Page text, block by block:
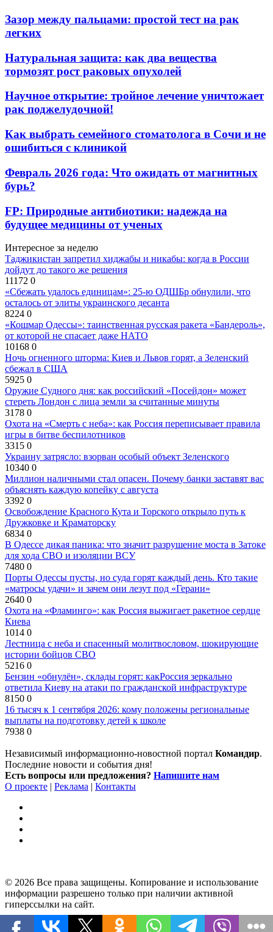
Зазор между пальцами: простой тест на рак
легких
Натуральная защита: как два вещества
тормозят рост раковых опухолей
Научное открытие: тройное лечение уничтожает
рак поджелудочной!
Как выбрать семейного стоматолога в Сочи и не
ошибиться с клиникой
Февраль 2026 года: Что ожидать от магнитных
бурь?
FP: Природные антибиотики: надежда на
будущее медицины от ученых
Интересное за неделю
Таджикистан запретил хиджабы и никабы: когда в России
дойдут до такого же решения
11172 0
«Сбежать удалось единицам»: 25-ю ОДШБр обнулили, что
осталось от элиты украинского десанта
8224 0
«Кошмар Одессы»: таинственная русская ракета «Бандероль»,
от которой не спасает даже НАТО
10168 0
Ночь огненного шторма: Киев и Львов горят, а Зеленский
сбежал в США
5925 0
Оружие Судного дня: как российский «Посейдон» может
стереть Лондон с лица земли за считанные минуты
3178 0
Охота на «Смерть с неба»: как Россия переписывает правила
игры в битве беспилотников
3315 0
Украину затрясло: взорван особый объект Зеленского
10340 0
Миллион наличными стал опасен. Почему банки заставят вас
объяснять каждую копейку с августа
3392 0
Освобождение Красного Кута и Торского открыло путь к
Дружковке и Краматорску
6834 0
В Одессе дикая паника: что значит разрушение моста в Затоке
для хода СВО и изоляции ВСУ
7480 0
Порты Одессы пусты, но суда горят каждый день. Кто такие
«матросы удачи» и зачем они лезут под «Герани»
2640 0
Охота на «Фламинго»: как Россия выжигает ракетное сердце
Киева
1014 0
Лестница с неба и спасенный молитвословом, шокирующие
истории бойцов СВО
5216 0
Бензин «обнулён», склады горят: какРоссия зеркально
ответила Киеву на атаки по гражданской инфраструктуре
8150 0
16 тысяч к 1 сентября 2026: кому положены региональные
выплаты на подготовку детей к школе
7938 0
Независимый информационно-новостной портал Командир.
Последние новости и события дня!
Есть вопросы или предложения? Напишите нам
О проекте | Реклама | Контакты
© 2026 Все права защищены. Копирование и использование
информации разрешено только при наличии активной
гиперссылки на сайт.